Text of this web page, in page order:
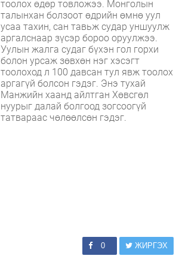
тоолох өдөр товложээ. Монголын
талынхан болзоот өдрийн өмнө уул
усаа тахин, сан тавьж судар уншуулж
аргалснаар зүсэр бороо оруулжээ.
Уулын жалга судаг бүхэн гол горхи
болон урсаж зөвхөн нэг хэсэгт
тоолоход л 100 давсан тул явж тоолох
аргагүй болсон гэдэг. Энэ тухай
Манжийн хаанд айлтган Хөвсгөл
нуурыг далай болгоод зогсоогүй
татвараас чөлөөлсөн гэдэг.
0 ЖИРГЭХ